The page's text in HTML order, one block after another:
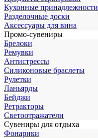
Кухонные принадлежности
Разделочные доски
Аксессуары для вина
Промо-сувениры
Брелоки
Ремувки
Антистрессы
Силиконовые браслеты
Рулетки
Ланьярды
Бейджи
Ретракторы
Светоотражатели
Сувениры для отдыха
Фонарики